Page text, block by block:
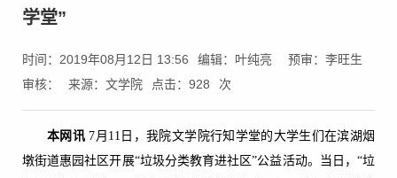
学堂”
时间：2019年08月12日 13:56 编辑：叶纯亮
预审：李旺生
审核：
来源：文学院 点击： 928 次
本网讯 7月11日，我院文学院行知学堂的大学生们在滨湖烟
墩街道惠园社区开展“垃圾分类教育进社区”公益活动。当日，“垃